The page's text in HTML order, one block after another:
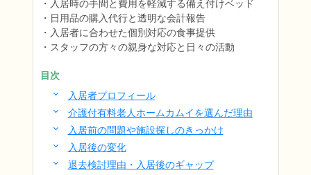
入居時の手間と費用を軽減する備え付けベッド
日用品の購入代行と透明な会計報告
入居者に合わせた個別対応の食事提供
スタッフの方々の親身な対応と日々の活動
目次
入居者プロフィール
介護付有料老人ホームカムイを選んだ理由
入居前の問題や施設探しのきっかけ
入居後の変化
退去検討理由・入居後のギャップ